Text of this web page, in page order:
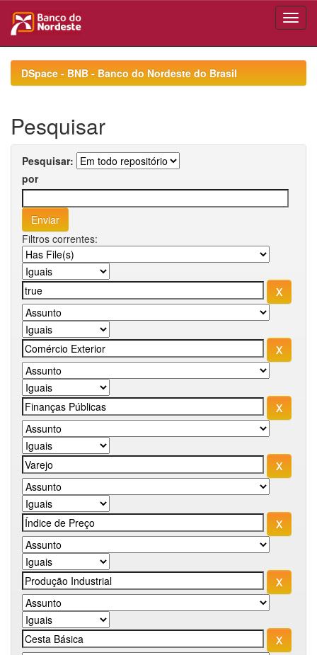
navigationDSpace - BNB - Banco do Nordeste do Brasil
Pesquisar
Pesquisar:
por
Filtros correntes: